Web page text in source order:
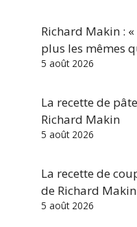
Richard Makin :
plus les mêmes
5 août 2026
La recette de
Richard Makin
5 août 2026
La recette de
de Richard Makin
5 août 2026